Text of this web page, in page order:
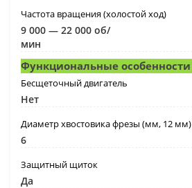
Частота вращения (холостой ход)
9 000 — 22 000 об/
мин
Функциональные особенности
Бесщеточный двигатель
Нет
Диаметр хвостовика фрезы (мм, 12 мм)
6
Защитный щиток
Да